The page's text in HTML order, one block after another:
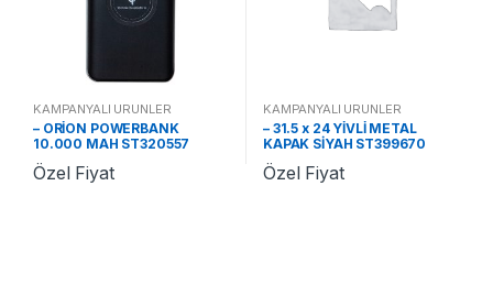
KAMPANYALI ÜRÜNLER
– ORİON POWERBANK
10.000 MAH ST320557
Özel Fiyat
KAMPANYALI ÜRÜNLER
– 31.5 x 24 YİVLİ METAL
KAPAK SİYAH ST399670
Özel Fiyat